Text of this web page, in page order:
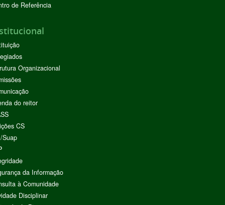
de Referência
Organizacional
do reitor
CS
Suap
da Informação
à Comunidade
Disciplinar